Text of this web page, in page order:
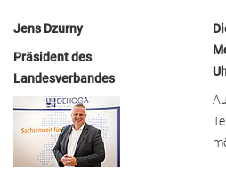
Jens Dzurny
Präsident des
Landesverbandes